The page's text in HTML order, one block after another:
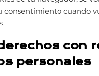
consentimiento cuando
con
personales